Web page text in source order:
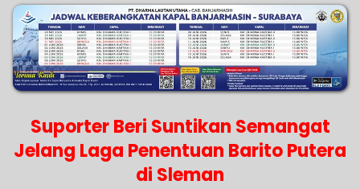
Suporter Beri Suntikan Semangat
Jelang Laga Penentuan Barito Putera
di Sleman